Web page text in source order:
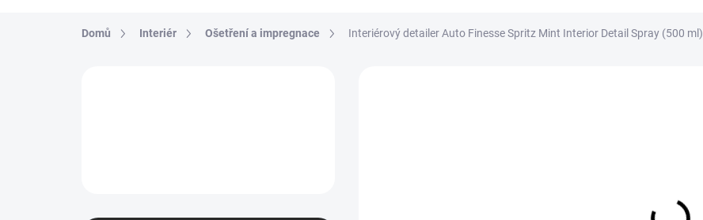
Domů Interiér Ošetření a impregnace Interiérový detailer Auto Finesse Spritz Mint Interior Detail Spray (500 ml)